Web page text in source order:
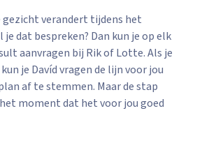
gezicht verandert tijdens het
dat bespreken? Dan kun je op elk
aanvragen bij Rik of Lotte. Als je
je Davíd vragen de lijn voor jou
af te stemmen. Maar de stap
moment dat het voor jou goed